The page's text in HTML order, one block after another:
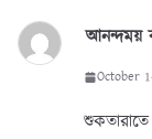
আনন্দময়
October